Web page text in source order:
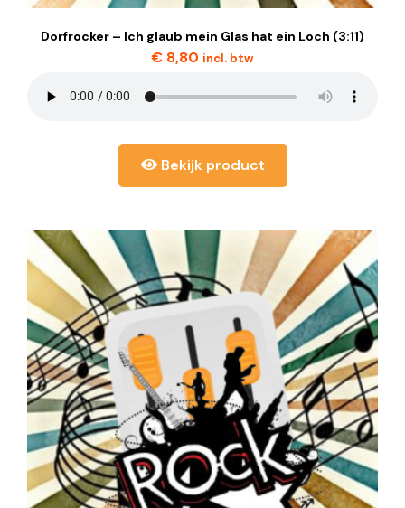
Dorfrocker – Ich glaub mein Glas hat ein Loch (3:11)
€ 8,80 incl. btw
Bekijk product